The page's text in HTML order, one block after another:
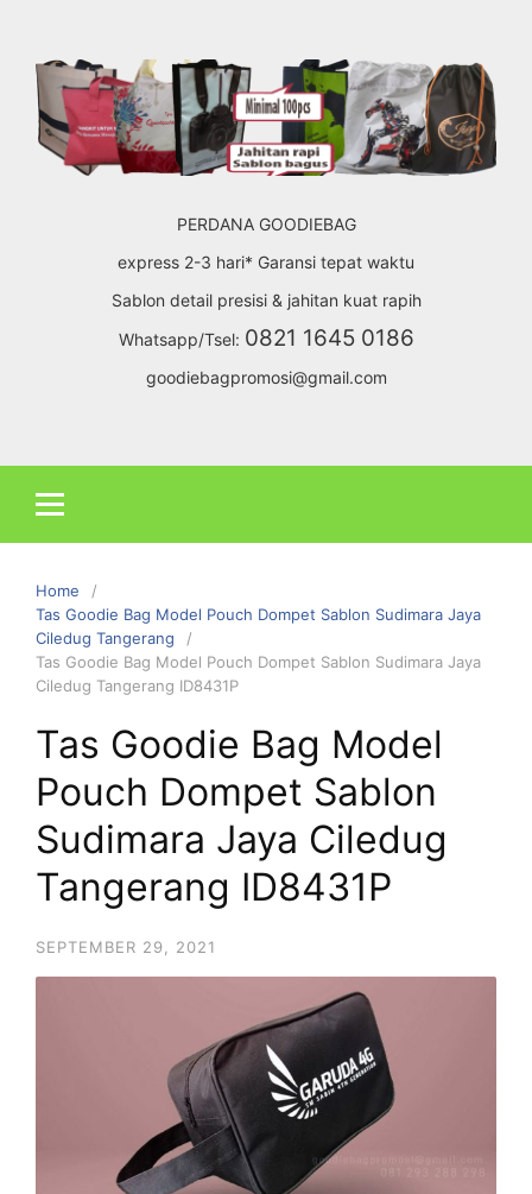
content
PERDANA GOODIEBAG
express 2-3 hari* Garansi tepat waktu
Sablon detail presisi & jahitan kuat rapih
Whatsapp/Tsel: 0821 1645 0186
goodiebagpromosi@gmail.com
Home
Tas Goodie Bag Model Pouch Dompet Sablon Sudimara Jaya
Ciledug Tangerang
Tas Goodie Bag Model Pouch Dompet Sablon Sudimara Jaya
Ciledug Tangerang ID8431P
Tas Goodie Bag Model
Pouch Dompet Sablon
Sudimara Jaya Ciledug
Tangerang ID8431P
SEPTEMBER 29, 2021